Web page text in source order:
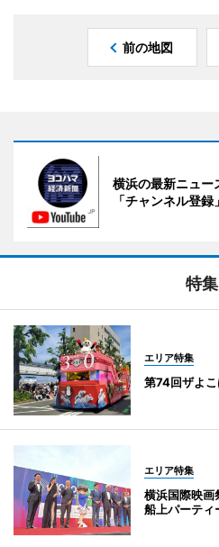
前の地図
横浜の最新ニュー
「チャンネル登
特集
エリア特集
第74回ザよ
エリア特集
横浜国際映
船上パーティ